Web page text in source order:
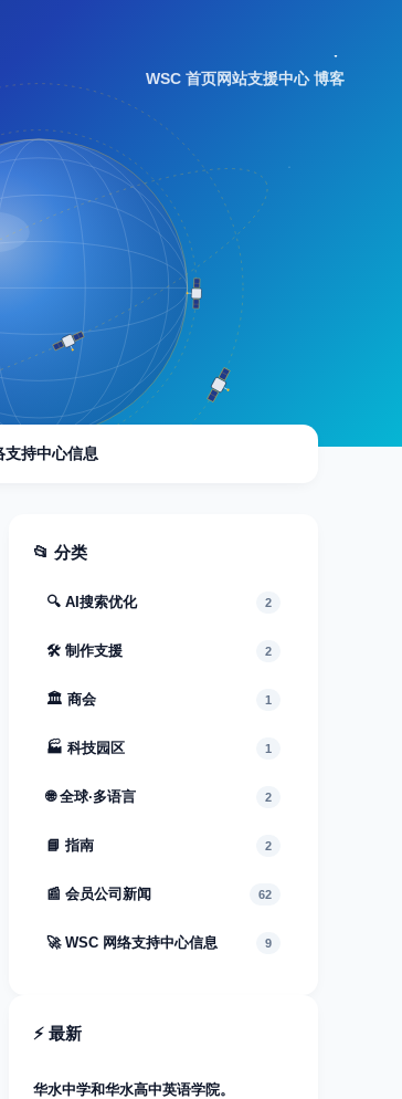
WSC 首页网站支援中心 博客
支持中心信息
📂 分类
🔍 AI搜索优化 2
🛠 制作支援 2
🏛 商会 1
🏭 科技园区 1
🌐 全球·多语言 2
📘 指南 2
📰 会员公司新闻 62
🚀 WSC 网络支持中心信息 9
⚡ 最新
华水中学和华水高中英语学院。